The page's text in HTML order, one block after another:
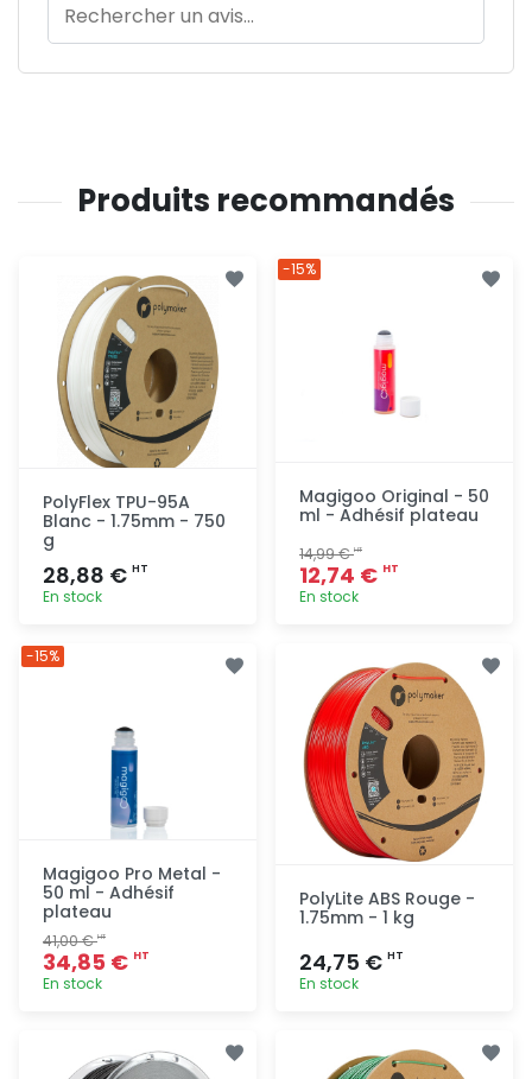
Produits recommandés
PolyFlex TPU-95A
Blanc - 1.75mm - 750
g
28,88 € HT
En stock
Magigoo Original - 50
ml - Adhésif plateau
14,99 €HT
12,74 € HT
En stock
rapide
-15%
Magigoo Pro Metal -
50 ml - Adhésif
plateau
41,00 €HT
34,85 € HT
En stock
rapide
-15%
PolyLite ABS Rouge -
1.75mm - 1 kg
24,75 € HT
En stock
rapide